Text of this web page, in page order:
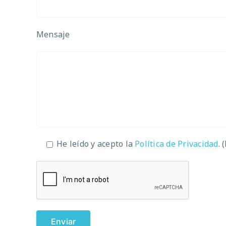
Mensaje
He leído y acepto la Política de Privacidad.